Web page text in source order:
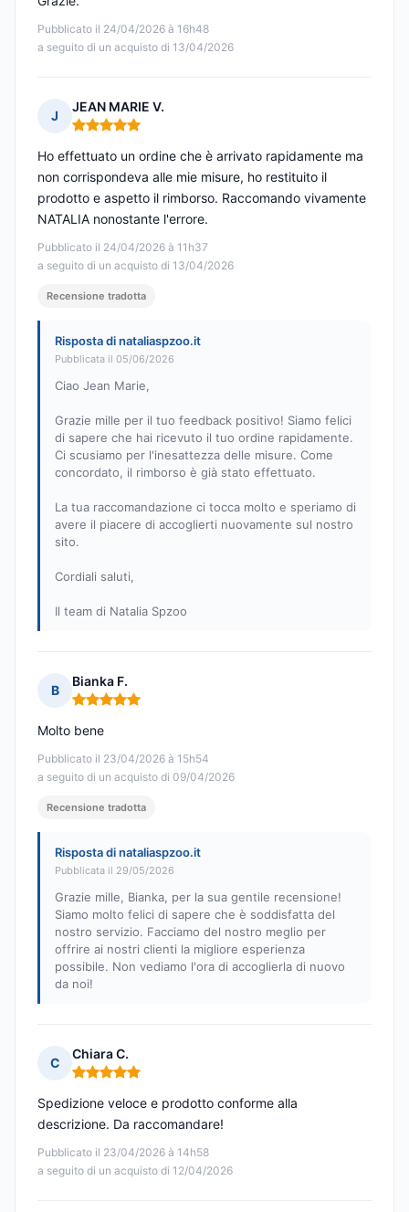
Pubblicato il 24/04/2026 à 16h48
a seguito di un acquisto di 13/04/2026
J
JEAN MARIE V.
Nota: 5 su 5
Pubblicato il 24/04/2026 à 11h37
a seguito di un acquisto di 13/04/2026
Ho effettuato un ordine che è arrivato rapidamente ma
non corrispondeva alle mie misure, ho restituito il
prodotto e aspetto il rimborso. Raccomando vivamente
NATALIA nonostante l'errore.
Recensione tradotta
Risposta di nataliaspzoo.it
Pubblicata il 05/06/2026
Ciao Jean Marie,
Grazie mille per il tuo feedback positivo! Siamo felici
di sapere che hai ricevuto il tuo ordine rapidamente.
Ci scusiamo per l'inesattezza delle misure. Come
concordato, il rimborso è già stato effettuato.
La tua raccomandazione ci tocca molto e speriamo di
avere il piacere di accoglierti nuovamente sul nostro
sito.
Cordiali saluti,
Il team di Natalia Spzoo
B
Bianka F.
Nota: 5 su 5
Pubblicato il 23/04/2026 à 15h54
a seguito di un acquisto di 09/04/2026
Molto bene
Recensione tradotta
Risposta di nataliaspzoo.it
Pubblicata il 29/05/2026
Grazie mille, Bianka, per la sua gentile recensione!
Siamo molto felici di sapere che è soddisfatta del
nostro servizio. Facciamo del nostro meglio per
offrire ai nostri clienti la migliore esperienza
possibile. Non vediamo l'ora di accoglierla di nuovo
da noi!
C
Chiara C.
Nota: 5 su 5
Pubblicato il 23/04/2026 à 14h58
a seguito di un acquisto di 12/04/2026
Spedizione veloce e prodotto conforme alla
descrizione. Da raccomandare!